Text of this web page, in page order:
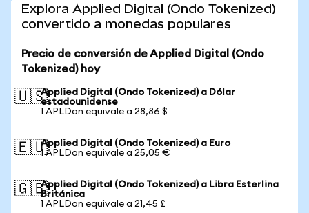
Explora Applied Digital (Ondo Tokenized)
convertido a monedas populares
Precio de conversión de Applied Digital (Ondo
Tokenized) hoy
🇺🇸Applied Digital (Ondo Tokenized) a Dólar
estadounidense
1 APLDon equivale a 28,86 $
🇪🇺Applied Digital (Ondo Tokenized) a Euro
1 APLDon equivale a 25,05 €
🇬🇧Applied Digital (Ondo Tokenized) a Libra Esterlina
Británica
1 APLDon equivale a 21,45 £